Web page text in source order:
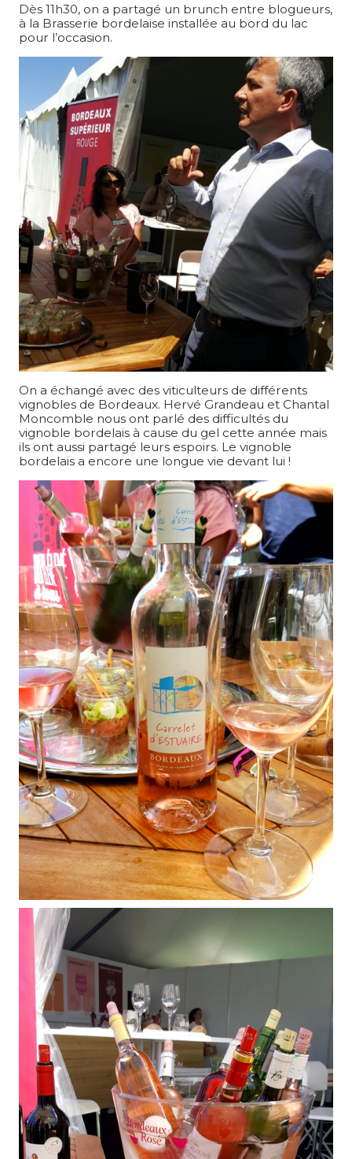
Dès 11h30, on a partagé un brunch entre blogueurs,
à la Brasserie bordelaise installée au bord du lac
pour l’occasion.
On a échangé avec des viticulteurs de différents
vignobles de Bordeaux. Hervé Grandeau et Chantal
Moncomble nous ont parlé des difficultés du
vignoble bordelais à cause du gel cette année mais
ils ont aussi partagé leurs espoirs. Le vignoble
bordelais a encore une longue vie devant lui !